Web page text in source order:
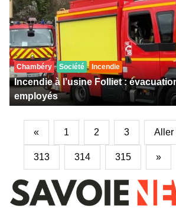
Chambéry Société Incendie
Incendie à l’usine Folliet :
employés
« 1 2 3 Aller
313 314 315 »